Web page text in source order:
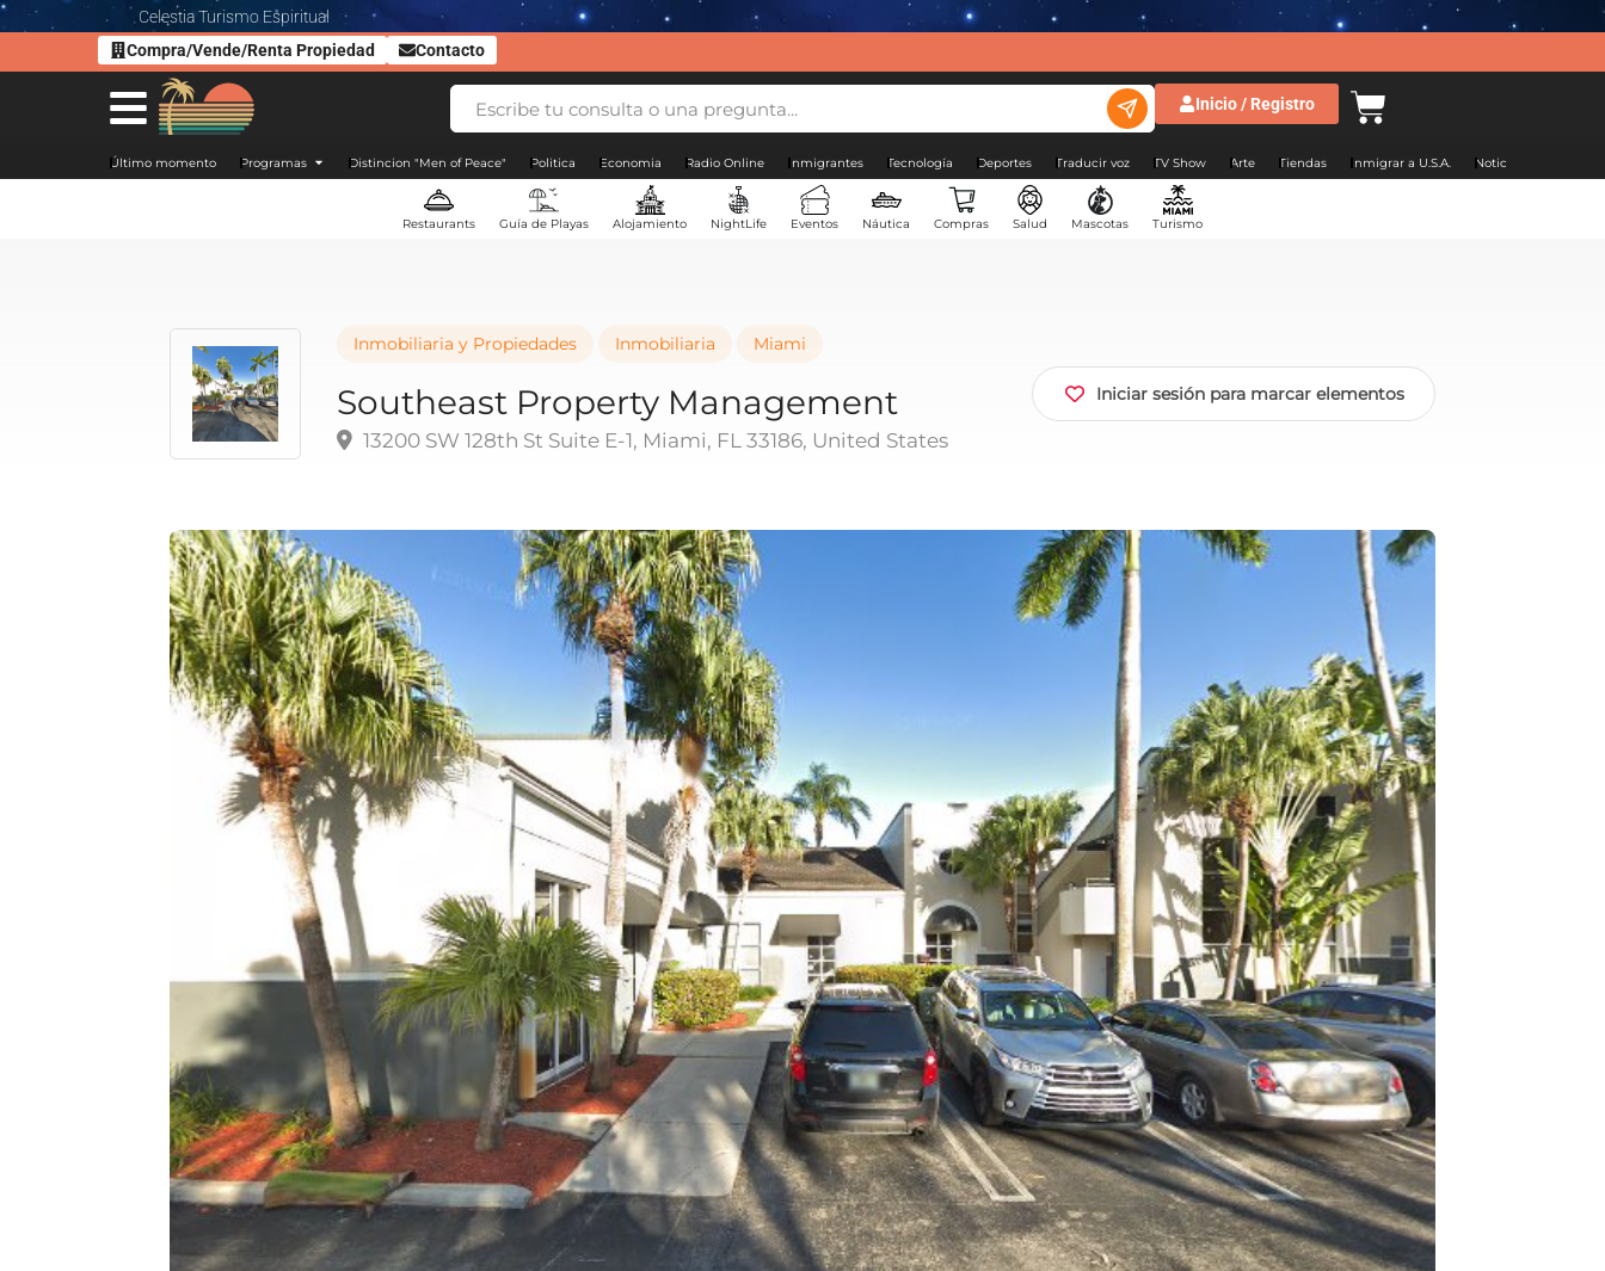
Celestia Turismo Espiritual
Compra/Vende/Renta Propiedad
Contacto
Inicio / Registro
Último momento Programas Distincion "Men of Peace" Politica Economia Radio Online Inmigrantes Tecnología Deportes Traducir voz TV Show Arte Tiendas Inmigrar a U.S.A. Noticias Argentina
Restaurants Guía de Playas Alojamiento NightLife Eventos Náutica Compras Salud Mascotas Turismo
Inmobiliaria y Propiedades Inmobiliaria Miami
Southeast Property Management
13200 SW 128th St Suite E-1, Miami, FL 33186, United States
Iniciar sesión para marcar elementos